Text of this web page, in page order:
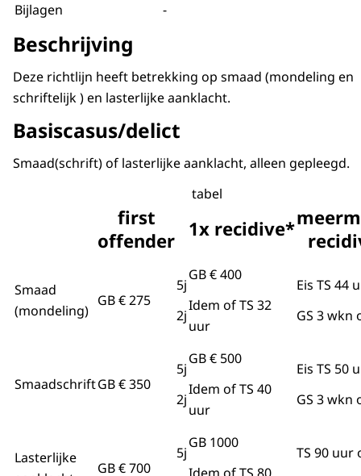
Bijlagen
-
Beschrijving
Deze richtlijn heeft betrekking op smaad (mondeling en
schriftelijk ) en lasterlijke aanklacht.
Basiscasus/delict
Smaad(schrift) of lasterlijke aanklacht, alleen gepleegd.
tabel
first
offender 1x recidive*
Smaad
(mondeling)
GB € 275
5j
2j
GB € 400
Idem of TS 32
uur
Eis TS 44
GS 3 wkn
SmaadschriftGB € 350
5j
2j
GB € 500
Idem of TS 40
uur
Eis TS 50
GS 3 wkn
Lasterlijke
GB € 700
5j
GB 1000
TS 90 uur